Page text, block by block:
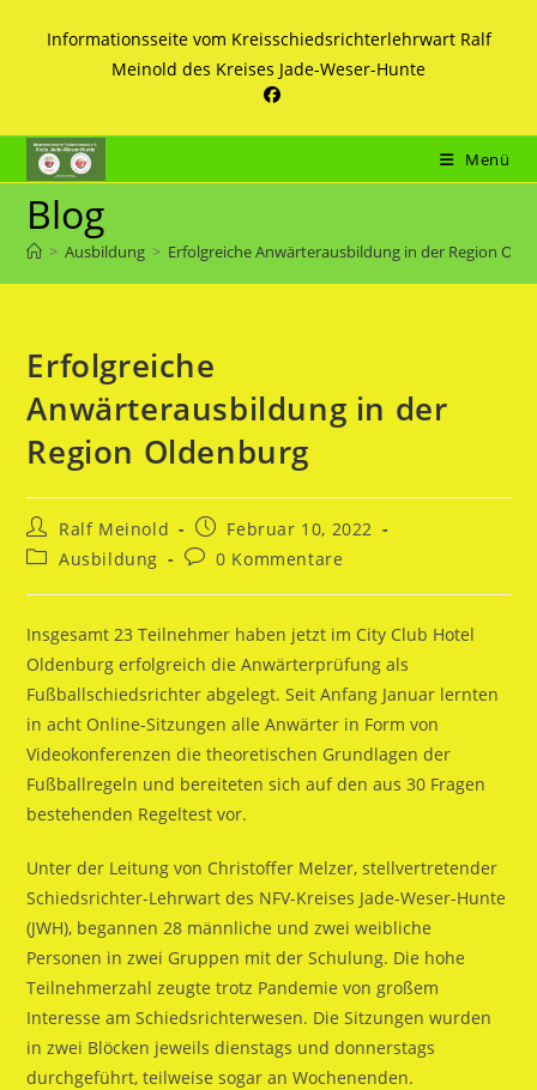
Informationsseite vom Kreisschiedsrichterlehrwart Ralf
Meinold des Kreises Jade-Weser-Hunte
Menü
Blog
> Ausbildung > Erfolgreiche Anwärterausbildung in der Region
Erfolgreiche
Anwärterausbildung in der
Region Oldenburg
Beitrags-
Autor:
Ralf Meinold
Beitrag
veröffentlicht:
Februar 10, 2022
Beitrags-
Ausbildung
Beitrags-
0 Kommentare
Insgesamt 23 Teilnehmer haben jetzt im City Club Hotel
Oldenburg erfolgreich die Anwärterprüfung als
Fußballschiedsrichter abgelegt. Seit Anfang Januar lernten
in acht Online-Sitzungen alle Anwärter in Form von
Videokonferenzen die theoretischen Grundlagen der
Fußballregeln und bereiteten sich auf den aus 30 Fragen
bestehenden Regeltest vor.
Unter der Leitung von Christoffer Melzer, stellvertretender
Schiedsrichter-Lehrwart des NFV-Kreises Jade-Weser-Hunte
(JWH), begannen 28 männliche und zwei weibliche
Personen in zwei Gruppen mit der Schulung. Die hohe
Teilnehmerzahl zeugte trotz Pandemie von großem
Interesse am Schiedsrichterwesen. Die Sitzungen wurden
in zwei Blöcken jeweils dienstags und donnerstags
durchgeführt, teilweise sogar an Wochenenden.